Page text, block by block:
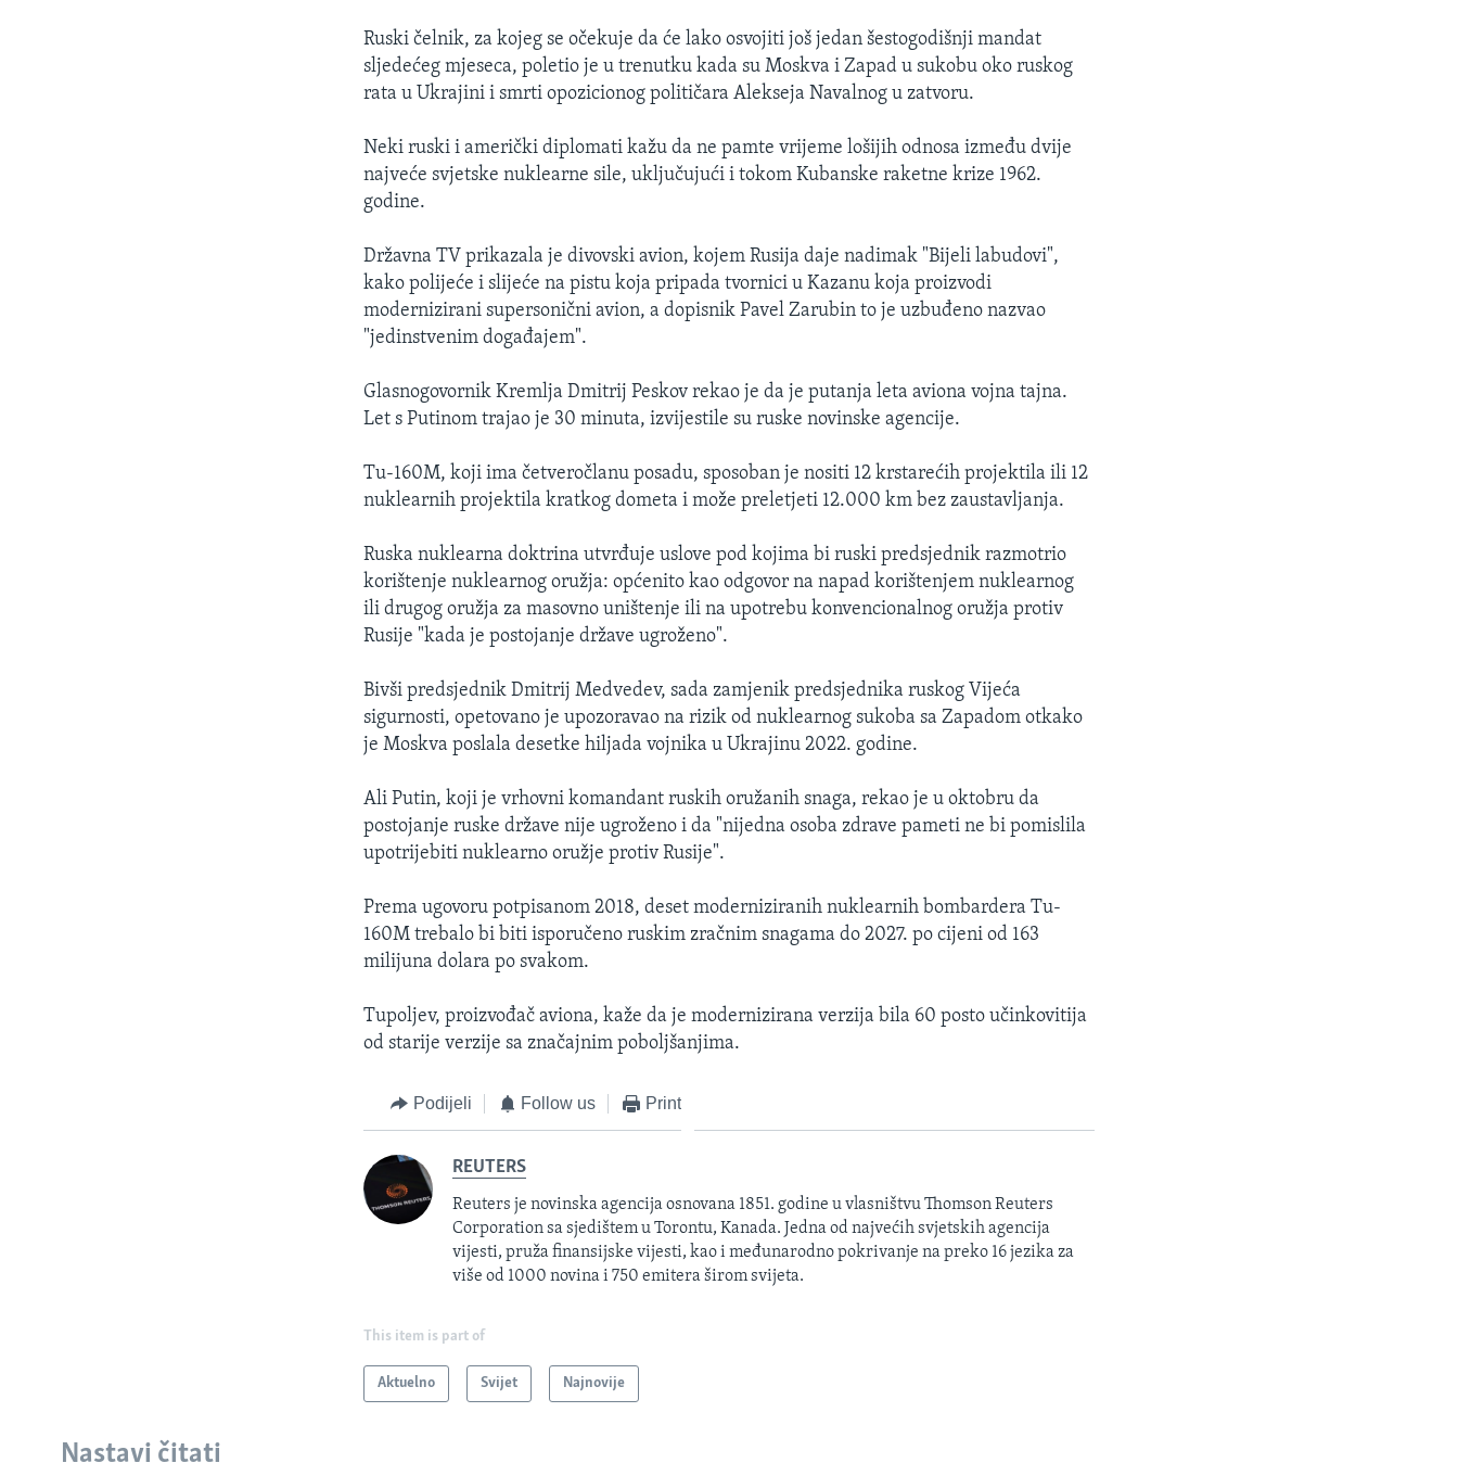
Ruski čelnik, za kojeg se očekuje da će lako osvojiti još jedan šestogodišnji mandat
sljedećeg mjeseca, poletio je u trenutku kada su Moskva i Zapad u sukobu oko ruskog
rata u Ukrajini i smrti opozicionog političara Alekseja Navalnog u zatvoru.
Neki ruski i američki diplomati kažu da ne pamte vrijeme lošijih odnosa između dvije
najveće svjetske nuklearne sile, uključujući i tokom Kubanske raketne krize 1962.
godine.
Državna TV prikazala je divovski avion, kojem Rusija daje nadimak "Bijeli labudovi",
kako polijeće i slijeće na pistu koja pripada tvornici u Kazanu koja proizvodi
modernizirani supersonični avion, a dopisnik Pavel Zarubin to je uzbuđeno nazvao
"jedinstvenim događajem".
Glasnogovornik Kremlja Dmitrij Peskov rekao je da je putanja leta aviona vojna tajna.
Let s Putinom trajao je 30 minuta, izvijestile su ruske novinske agencije.
Tu-160M, koji ima četveročlanu posadu, sposoban je nositi 12 krstarećih projektila ili 12
nuklearnih projektila kratkog dometa i može preletjeti 12.000 km bez zaustavljanja.
Ruska nuklearna doktrina utvrđuje uslove pod kojima bi ruski predsjednik razmotrio
korištenje nuklearnog oružja: općenito kao odgovor na napad korištenjem nuklearnog
ili drugog oružja za masovno uništenje ili na upotrebu konvencionalnog oružja protiv
Rusije "kada je postojanje države ugroženo".
Bivši predsjednik Dmitrij Medvedev, sada zamjenik predsjednika ruskog Vijeća
sigurnosti, opetovano je upozoravao na rizik od nuklearnog sukoba sa Zapadom otkako
je Moskva poslala desetke hiljada vojnika u Ukrajinu 2022. godine.
Ali Putin, koji je vrhovni komandant ruskih oružanih snaga, rekao je u oktobru da
postojanje ruske države nije ugroženo i da "nijedna osoba zdrave pameti ne bi pomislila
upotrijebiti nuklearno oružje protiv Rusije".
Prema ugovoru potpisanom 2018, deset moderniziranih nuklearnih bombardera Tu-
160M trebalo bi biti isporučeno ruskim zračnim snagama do 2027. po cijeni od 163
milijuna dolara po svakom.
Tupoljev, proizvođač aviona, kaže da je modernizirana verzija bila 60 posto učinkovitija
od starije verzije sa značajnim poboljšanjima.
Podijeli Follow us Print
REUTERS
Reuters je novinska agencija osnovana 1851. godine u vlasništvu Thomson Reuters
Corporation sa sjedištem u Torontu, Kanada. Jedna od najvećih svjetskih agencija
vijesti, pruža finansijske vijesti, kao i međunarodno pokrivanje na preko 16 jezika za
više od 1000 novina i 750 emitera širom svijeta.
This item is part of
Aktuelno Svijet Najnovije
Nastavi čitati